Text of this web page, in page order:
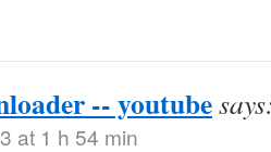
-- youtube
at 1 h 54 min